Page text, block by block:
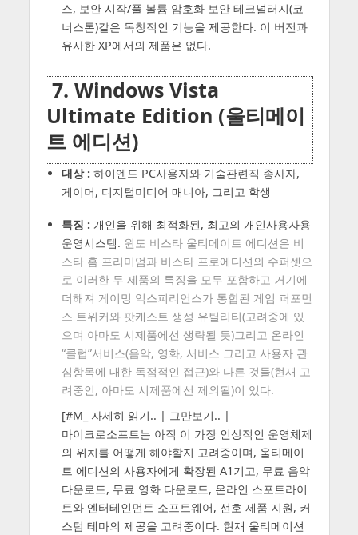
스, 보안 시작/풀 볼륨 암호화 보안 테크널러지(코
너스톤)같은 독창적인 기능을 제공한다. 이 버전과
유사한 XP에서의 제품은 없다.
7. Windows Vista
Ultimate Edition (울티메이
트 에디션)
대상 : 하이엔드 PC사용자와 기술관련직 종사자,
게이머, 디지털미디어 매니아, 그리고 학생
특징 : 개인을 위해 최적화된, 최고의 개인사용자용
운영시스템. 윈도 비스타 울티메이트 에디션은 비
스타 홈 프리미엄과 비스타 프로에디션의 수퍼셋으
로 이러한 두 제품의 특징을 모두 포함하고 거기에
더해져 게이밍 익스피리언스가 통합된 게임 퍼포먼
스 트위커와 팟캐스트 생성 유틸리티(고려중에 있
으며 아마도 시제품에선 생략될 듯)그리고 온라인
“클럽”서비스(음악, 영화, 서비스 그리고 사용자 관
심항목에 대한 독점적인 접근)와 다른 것들(현재 고
려중인, 아마도 시제품에선 제외될)이 있다.
[#M_ 자세히 읽기.. | 그만보기.. |
마이크로소프트는 아직 이 가장 인상적인 운영체제
의 위치를 어떻게 해야할지 고려중이며, 울티메이
트 에디션의 사용자에게 확장된 A1기고, 무료 음악
다운로드, 무료 영화 다운로드, 온라인 스포트라이
트와 엔터테인먼트 소프트웨어, 선호 제품 지원, 커
스텀 테마의 제공을 고려중이다. 현재 울티메이션